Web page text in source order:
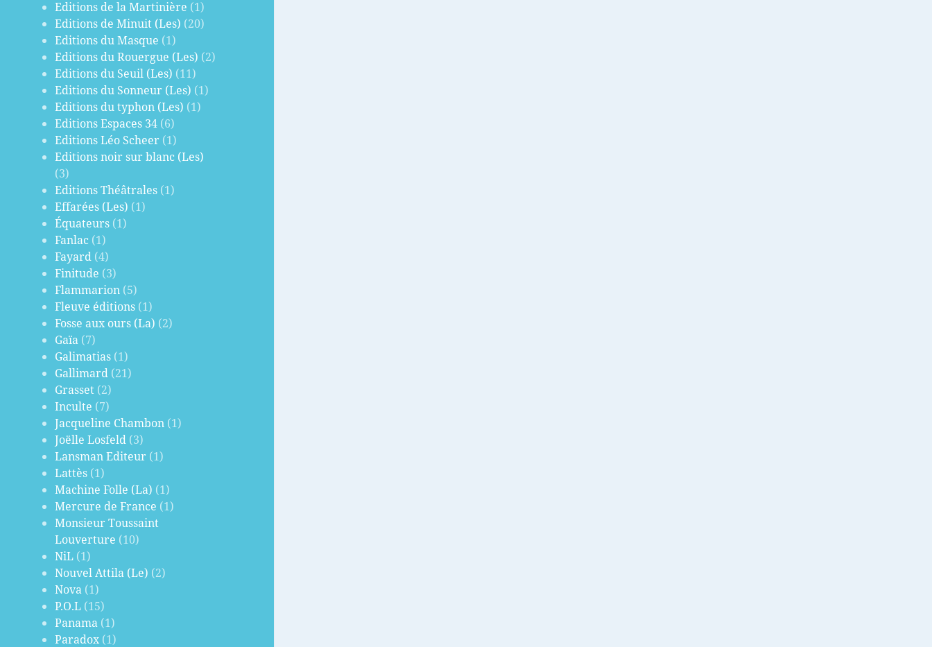
Editions de la Martinière (1)
Editions de Minuit (Les) (20)
Editions du Masque (1)
Editions du Rouergue (Les) (2)
Editions du Seuil (Les) (11)
Editions du Sonneur (Les) (1)
Editions du typhon (Les) (1)
Editions Espaces 34 (6)
Editions Léo Scheer (1)
Editions noir sur blanc (Les)
(3)
Editions Théâtrales (1)
Effarées (Les) (1)
Équateurs (1)
Fanlac (1)
Fayard (4)
Finitude (3)
Flammarion (5)
Fleuve éditions (1)
Fosse aux ours (La) (2)
Gaïa (7)
Galimatias (1)
Gallimard (21)
Grasset (2)
Inculte (7)
Jacqueline Chambon (1)
Joëlle Losfeld (3)
Lansman Editeur (1)
Lattès (1)
Machine Folle (La) (1)
Mercure de France (1)
Monsieur Toussaint
Louverture (10)
NiL (1)
Nouvel Attila (Le) (2)
Nova (1)
P.O.L (15)
Panama (1)
Paradox (1)